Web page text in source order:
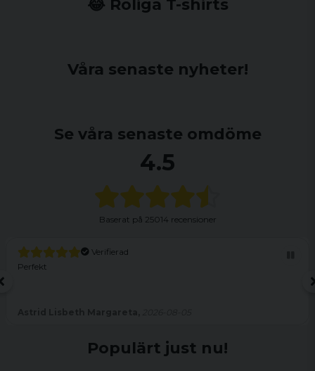
😂 Roliga T-shirts
Våra senaste nyheter!
Se våra senaste omdöme
4.5
Baserat på 25014 recensioner
Verifierad
Perfekt
Populärt just nu!